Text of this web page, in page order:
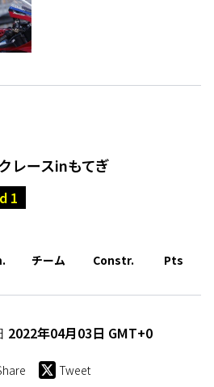
レースinもてぎ
1
チーム Constr. Pts
2022年04月03日 GMT+0
Tweet